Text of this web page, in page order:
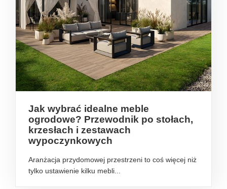
Jak wybrać idealne meble
ogrodowe? Przewodnik po stołach,
krzesłach i zestawach
wypoczynkowych
Aranżacja przydomowej przestrzeni to coś więcej niż
tylko ustawienie kilku mebli...